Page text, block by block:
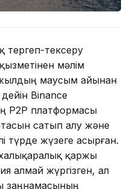
тергеп-тексеру
мәлім
маусым айынан
Binance
P2P платформасы
сатып алу және
түрде жүзеге асырған.
қаржы
алмай жүргізген, ал
заңнамасының